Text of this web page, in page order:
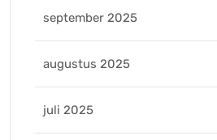
september 2025
augustus 2025
juli 2025